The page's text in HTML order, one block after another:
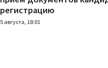
регистрацию
5 августа, 18:01